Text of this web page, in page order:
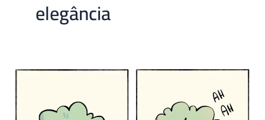
elegância